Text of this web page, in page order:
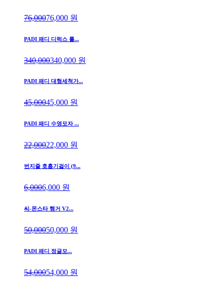
76,00076,000 원
PADI 패디 디럭스 롤...
340,000340,000 원
PADI 패디 대형세척가...
45,00045,000 원
PADI 패디 수영모자 ...
22,00022,000 원
번지줄 호흡기걸이 (9...
6,0006,000 원
씨-몬스타 행거 V2...
50,00050,000 원
PADI 패디 정글모...
54,00054,000 원